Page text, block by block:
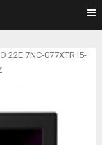
22E 7NC-077XTR I5-